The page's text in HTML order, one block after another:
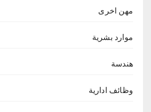
مهن اخرى
موارد بشرية
هندسة
وظائف ادارية